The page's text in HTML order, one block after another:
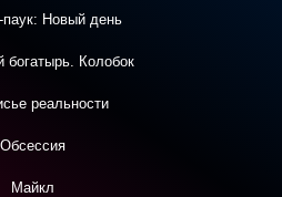
паук: Новый день
богатырь. Колобок
реальности
Обсессия
Майкл